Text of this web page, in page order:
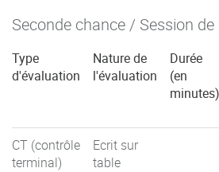
Seconde chance / Session
Type
d'évaluation
Nature de
l'évaluation
Durée
(en
minutes)
CT (contrôle
terminal)
Ecrit sur
table